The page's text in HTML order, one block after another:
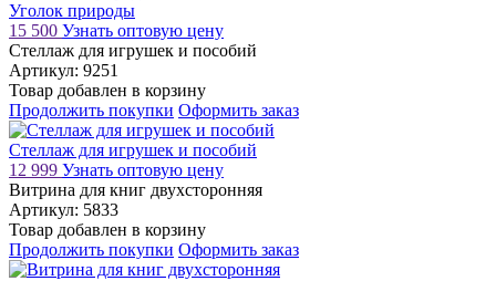
Уголок природы
15 500 Узнать оптовую цену
Стеллаж для игрушек и пособий
Артикул: 9251
Товар добавлен в корзину
Продолжить покупки Оформить заказ
Стеллаж для игрушек и пособий
12 999 Узнать оптовую цену
Витрина для книг двухсторонняя
Артикул: 5833
Товар добавлен в корзину
Продолжить покупки Оформить заказ